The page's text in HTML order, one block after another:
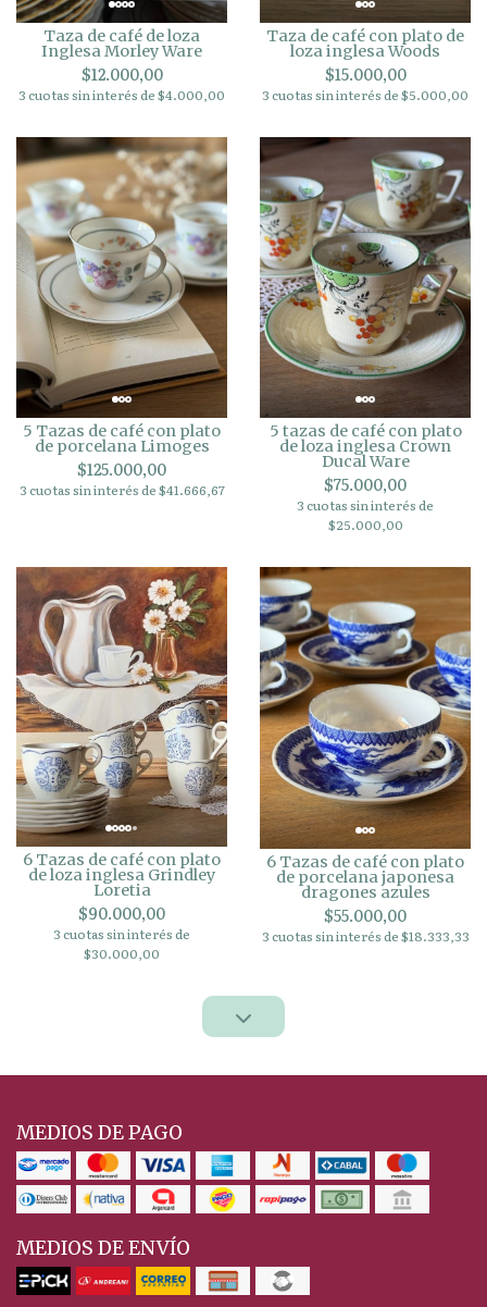
Taza de café de loza
Inglesa Morley Ware
$12.000,00
3 cuotas sin interés de $4.000,00
Taza de café con plato de
loza inglesa Woods
$15.000,00
3 cuotas sin interés de $5.000,00
5 Tazas de café con plato
de porcelana Limoges
$125.000,00
3 cuotas sin interés de $41.666,67
5 tazas de café con plato
de loza inglesa Crown
Ducal Ware
$75.000,00
3 cuotas sin interés de
$25.000,00
6 Tazas de café con plato
de loza inglesa Grindley
Loretia
$90.000,00
3 cuotas sin interés de
$30.000,00
6 Tazas de café con plato
de porcelana japonesa
dragones azules
$55.000,00
3 cuotas sin interés de $18.333,33
MEDIOS DE PAGO
MEDIOS DE ENVÍO